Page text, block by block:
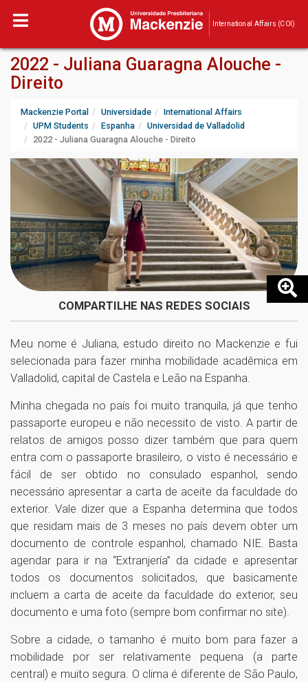
International Affairs (COI)
2022 - Juliana Guaragna Alouche -
Direito
Mackenzie Portal Universidade
International Affairs
UPM Students
Espanha
Universidad de Valladolid
2022 - Juliana Guaragna Alouche - Direito
COMPARTILHE NAS REDES SOCIAIS
Meu nome é Juliana, estudo direito no Mackenzie e fui
selecionada para fazer minha mobilidade acadêmica em
Valladolid, capital de Castela e Leão na Espanha.
Minha chegada no país foi muito tranquila, já que tenho
passaporte europeu e não necessito de visto. A partir de
relatos de amigos posso dizer também que para quem
entra com o passaporte brasileiro, o visto é necessário e
fácil de ser obtido no consulado espanhol, sendo
necessário apresentar a carta de aceite da faculdade do
exterior. Vale dizer que a Espanha determina que todos
que residam mais de 3 meses no país devem obter um
documento de controle espanhol, chamado NIE. Basta
agendar para ir na “Extranjería” da cidade e apresentar
todos os documentos solicitados, que basicamente
incluem a carta de aceite da faculdade do exterior, seu
documento e uma foto (sempre bom confirmar no site).
Sobre a cidade, o tamanho é muito bom para fazer a
mobilidade por ser relativamente pequena (a parte
central) e muito segura. O clima é diferente de São Paulo,